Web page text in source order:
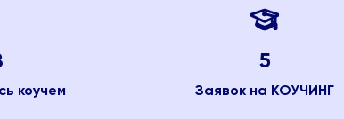
коучем
5
Заявок на КОУЧИНГ